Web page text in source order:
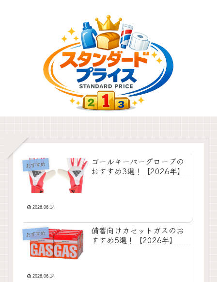
おすすめ
ゴールキーパーグローブの
おすすめ3選！【2026年】
2026.06.14
おすすめ
備蓄向けカセットガスのお
すすめ5選！【2026年】
2026.06.14